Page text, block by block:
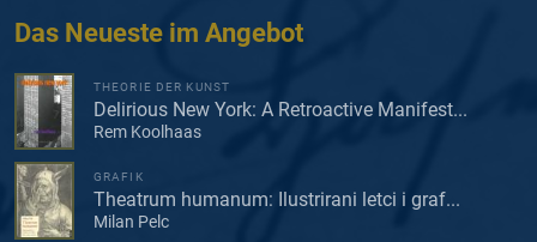
Das Neueste im Angebot
THEORIE DER KUNST
Delirious New York: A Retroactive Manifest...
Rem Koolhaas
GRAFIK
Theatrum humanum: Ilustrirani letci i graf...
Milan Pelc